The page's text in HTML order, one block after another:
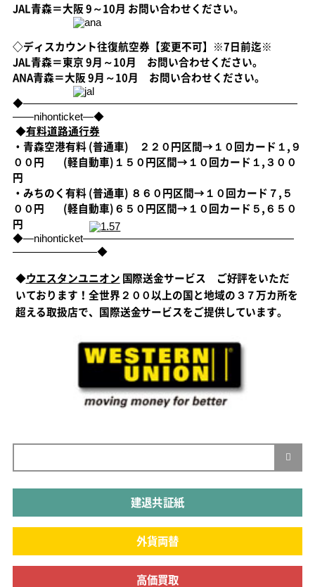
JAL青森＝大阪 9～10月 お問い合わせください。
◇ディスカウント往復航空券【変更不可】※7日前迄※
JAL青森＝東京 9月～10月 お問い合わせください。
ANA青森＝大阪 9月～10月 お問い合わせください。
◆――――――――――――――――――――――――――
――nihonticket―◆
◆有料道路通行券
・青森空港有料 (普通車) ２２０円区間→１０回カード１,９
００円
(軽自動車)１５０円区間→１０回カード１,３００
円
・みちのく有料 (普通車) ８６０円区間→１０回カード７,５
００円
(軽自動車)６５０円区間→１０回カード５,６５０
円
◆―nihonticket――――――――――――――――――――
――――――――◆
◆ウエスタンユニオン 国際送金サービス ご好評をいただ
いております！全世界２００以上の国と地域の３７万カ所を
超える取扱店で、国際送金サービスをご提供しています。
建退共証紙
外貨両替
高価買取